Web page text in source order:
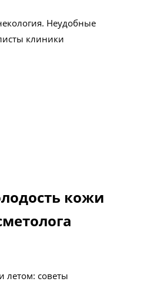
Неудобные
клиники
кожи
летом: советы